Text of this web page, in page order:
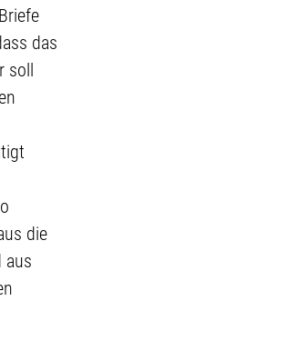
das
soll
die
aus